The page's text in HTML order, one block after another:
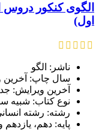
الگوی کنکور
اول)
ناشر: الگو
سال چاپ: آخرین
آخرین ویرایش:
نوع کتاب: شبیه
رشته: رشته
پایه: دهم، یازدهم